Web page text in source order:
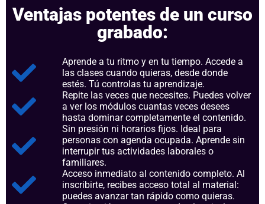
Ventajas potentes de un curso
grabado:
Aprende a tu ritmo y en tu tiempo. Accede a
las clases cuando quieras, desde donde
estés. Tú controlas tu aprendizaje.
Repite las veces que necesites. Puedes volver
a ver los módulos cuantas veces desees
hasta dominar completamente el contenido.
Sin presión ni horarios fijos. Ideal para
personas con agenda ocupada. Aprende sin
interrupir tus actividades laborales o
familiares.
Acceso inmediato al contenido completo. Al
inscribirte, recibes acceso total al material:
puedes avanzar tan rápido como quieras.